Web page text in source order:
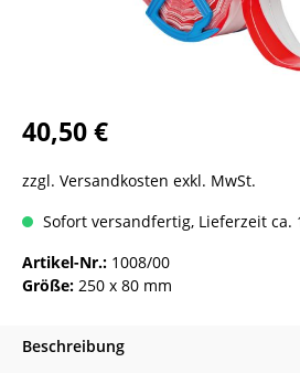
40,50 €
zzgl. Versandkosten exkl. MwSt.
Sofort versandfertig, Lieferzeit ca.
Artikel-Nr.: 1008/00
Größe: 250 x 80 mm
Beschreibung